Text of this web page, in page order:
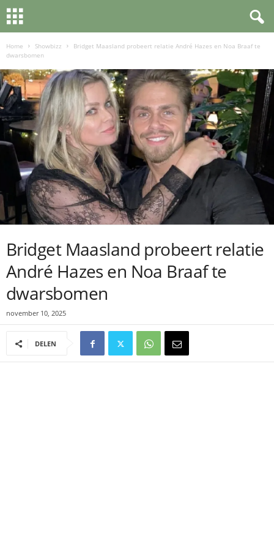
Home Showbizz
Bridget Maasland probeert relatie André Hazes en Noa Braaf te
dwarsbomen
Bridget Maasland probeert relatie
André Hazes en Noa Braaf te
dwarsbomen
november 10, 2025
DELEN